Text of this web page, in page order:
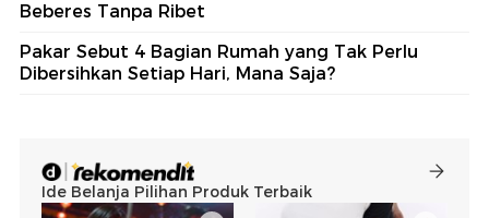
Beberes Tanpa Ribet
Pakar Sebut 4 Bagian Rumah yang Tak Perlu
Dibersihkan Setiap Hari, Mana Saja?